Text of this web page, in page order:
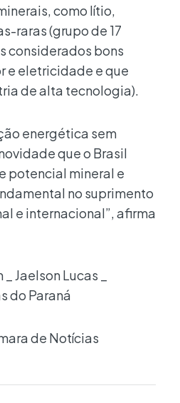
como lítio,
raras (grupo de 17
considerados bons
e eletricidade e que
de alta tecnologia).
energética sem
que o Brasil
potencial mineral e
no suprimento
e internacional”, afirma
Jaelson Lucas _
do Paraná
de Notícias